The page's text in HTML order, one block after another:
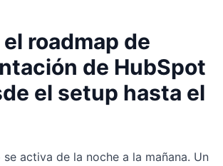
roadmap de
de HubSpot
el setup hasta el
se activa de la noche a la mañana. Un